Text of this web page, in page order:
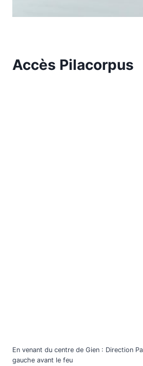
Accès Pilacorpus
En venant du centre de Gien : Direction
gauche avant le feu